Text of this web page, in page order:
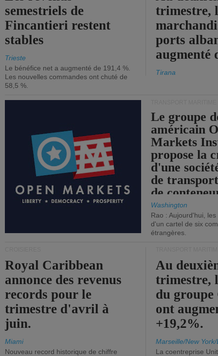
semestriels de
Fincantieri restent
stables
Trieste
Le bénéfice net a augmenté de 191,4 %.
Les nouvelles commandes ont chuté de
58,5 %.
trimestre,
ports
augmenté
Tirana
Le groupe
américain
Markets
propose la
d'une
de
de
Washington
Rao : Aujourd'hui,
d'un cartel de six
étrangères.
Royal Caribbean
annonce des revenus
records pour le
trimestre d'avril à
juin.
Miami
Nouveau record historique de chiffre
Au
trimestre,
du
ont
+19,2%.
Marseille/New
La coentreprise